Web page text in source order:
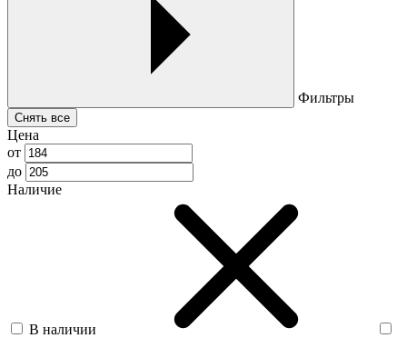
Фильтры
Снять все
Цена
от
до
Наличие
В наличии